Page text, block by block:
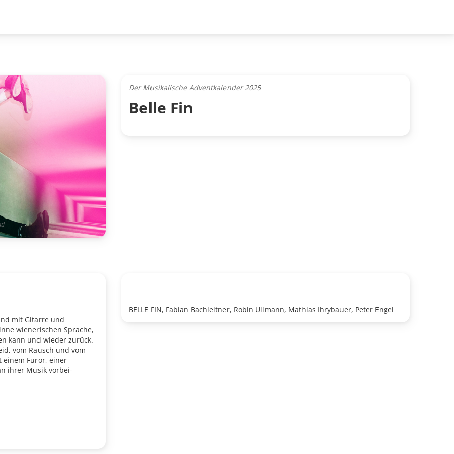
Der Musikalische Adventkalender 2025
Belle Fin
mit Gitarre und
wienerischen Sprache,
kann und wieder zurück.
vom Rausch und vom
einem Furor, einer
ihrer Musik vorbei-
BELLE FIN, Fabian Bachleitner, Robin Ullmann, Mathias Ihrybauer, Peter Engel